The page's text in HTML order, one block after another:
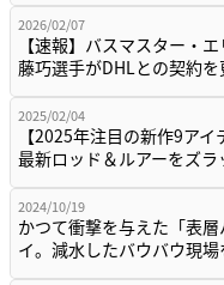
2026/02/07
【速報】バスマスター・
藤巧選手がDHLとの契約
2025/02/04
【2025年注目の新作9ア
最新ロッド＆ルアーをズ
2024/10/19
かつて衝撃を与えた「表
イ。減水したバウバウ現